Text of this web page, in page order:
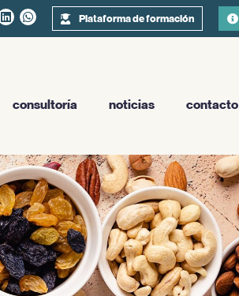
Plataforma de formación
consultoría noticias contacto